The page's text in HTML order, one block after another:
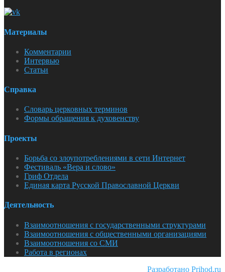
Материалы
Комментарии
Интервью
Статьи
Справка
Словарь церковных терминов
Формы обращения к духовенству
Проекты
Борьба со злоупотреблениями в сети Интернет
Фестиваль «Вера и слово»
Гриф Отдела
Единая карта Русской Православной Церкви
Деятельность
Взаимоотношения с государственными структурами
Взаимоотношения с общественными организациями
Взаимоотношения со СМИ
Работа в регионах
Разработано Prihod.ru